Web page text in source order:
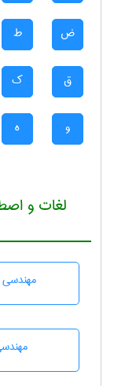
ض ط
ق ک
و ه
لغات و
مهندسی